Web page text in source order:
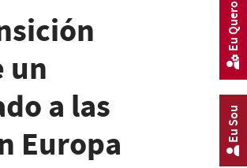
un
a las
Europa
Eu Sou
Eu Quero